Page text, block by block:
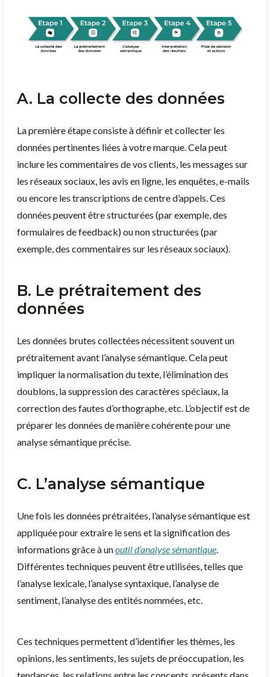
A. La collecte des données
La première étape consiste à définir et collecter les
données pertinentes liées à votre marque. Cela peut
inclure les commentaires de vos clients, les messages sur
les réseaux sociaux, les avis en ligne, les enquêtes, e-mails
ou encore les transcriptions de centre d’appels. Ces
données peuvent être structurées (par exemple, des
formulaires de feedback) ou non structurées (par
exemple, des commentaires sur les réseaux sociaux).
B. Le prétraitement des
données
Les données brutes collectées nécessitent souvent un
prétraitement avant l’analyse sémantique. Cela peut
impliquer la normalisation du texte, l’élimination des
doublons, la suppression des caractères spéciaux, la
correction des fautes d’orthographe, etc. L’objectif est de
préparer les données de manière cohérente pour une
analyse sémantique précise.
C. L’analyse sémantique
Une fois les données prétraitées, l’analyse sémantique est
appliquée pour extraire le sens et la signification des
informations grâce à unoutil d’analyse sémantique.
Différentes techniques peuvent être utilisées, telles que
l’analyse lexicale, l’analyse syntaxique, l’analyse de
sentiment, l’analyse des entités nommées, etc.
Ces techniques permettent d’identifier les thèmes, les
opinions, les sentiments, les sujets de préoccupation, les